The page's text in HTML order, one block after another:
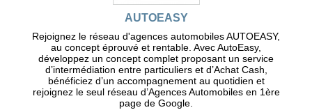
AUTOEASY
Rejoignez le réseau d'agences automobiles AUTOEASY,
au concept éprouvé et rentable. Avec AutoEasy,
développez un concept complet proposant un service
d’intermédiation entre particuliers et d’Achat Cash,
bénéficiez d’un accompagnement au quotidien et
rejoignez le seul réseau d’Agences Automobiles en 1ère
page de Google.